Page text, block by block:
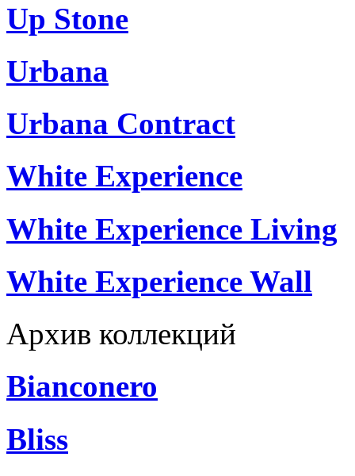
Up Stone
Urbana
Urbana Contract
White Experience
White Experience Living
White Experience Wall
Архив коллекций
Bianconero
Bliss